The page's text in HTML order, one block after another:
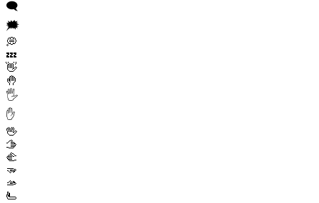
🗨️
🗯️
💭
💤
👋
🤚
🖐️
✋
🖖
🫱
🫲
🫳
🫴
🫷